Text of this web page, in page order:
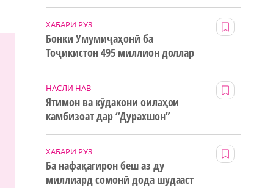
ХАБАРИ РӮЗ
Бонки Умумиҷаҳонӣ ба
Тоҷикистон 495 миллион доллар
НАСЛИ НАВ
Ятимон ва кӯдакони оилаҳои
камбизоат дар “Дурахшон”
ХАБАРИ РӮЗ
Ба нафақагирон беш аз ду
миллиард сомонӣ дода шудааст